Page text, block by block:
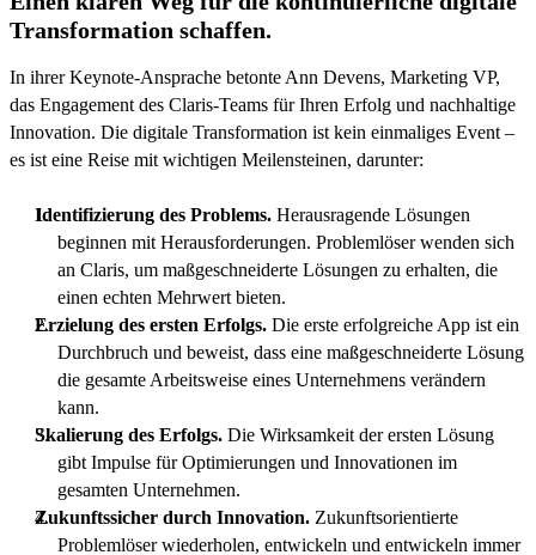
Transformation schaffen.
In ihrer Keynote-Ansprache betonte Ann Devens, Marketing VP,
das Engagement des Claris-Teams für Ihren Erfolg und nachhaltige
Innovation. Die digitale Transformation ist kein einmaliges Event –
es ist eine Reise mit wichtigen Meilensteinen, darunter:
Identifizierung des Problems.Herausragende Lösungen
beginnen mit Herausforderungen. Problemlöser wenden sich
an Claris, um maßgeschneiderte Lösungen zu erhalten, die
einen echten Mehrwert bieten.
Erzielung des ersten Erfolgs.Die erste erfolgreiche App ist ein
Durchbruch und beweist, dass eine maßgeschneiderte Lösung
die gesamte Arbeitsweise eines Unternehmens verändern
kann.
Skalierung des Erfolgs.Die Wirksamkeit der ersten Lösung
gibt Impulse für Optimierungen und Innovationen im
gesamten Unternehmen.
Zukunftssicher durch Innovation.Zukunftsorientierte
Problemlöser wiederholen, entwickeln und entwickeln immer